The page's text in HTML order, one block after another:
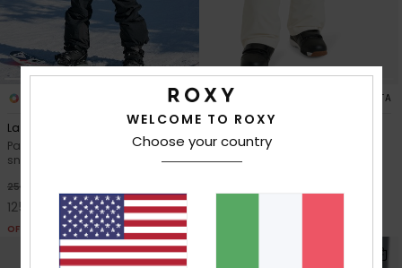
FIBRA RICICLATA
Landform
Pantaloni tecnici da
snowboard Nero Donna
250,00 €
125,00 €
OFFERTE
2 FIBRA RICICLATA
Nadia
Pantaloni tecnici da
snowboard Bianco Donna
WELCOME TO ROXY
Choose your country